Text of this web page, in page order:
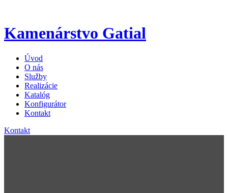
Kamenárstvo Gatial
Úvod
O nás
Služby
Realizácie
Katalóg
Konfigurátor
Kontakt
Kontakt